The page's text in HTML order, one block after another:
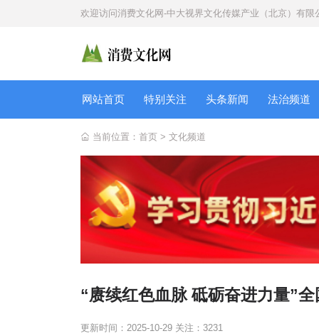
欢迎访问消费文化网-中大视界文化传媒产业（北京）有限
网站首页 特别关注 头条新闻 法治频道
当前位置： 首页 > 文化频道
“赓续红色血脉 砥砺奋进力量”
更新时间：2025-10-29 关注： 3231